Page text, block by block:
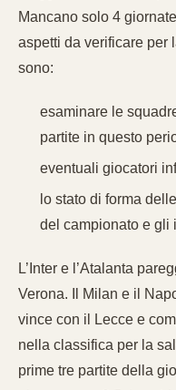
Mancano solo 4
aspetti da verificare per
sono:
esaminare le
partite in questo
eventuali giocatori
lo stato di forma
del campionato e gli
L’Inter e l’Atalanta
Verona. Il Milan e il
vince con il Lecce e
nella classifica per la
prime tre partite della